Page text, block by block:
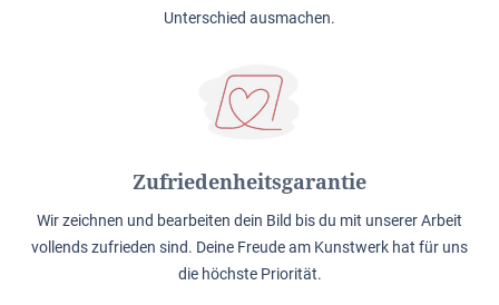
Unterschied ausmachen.
Zufriedenheitsgarantie
Wir zeichnen und bearbeiten dein Bild bis du mit unserer Arbeit
vollends zufrieden sind. Deine Freude am Kunstwerk hat für uns
die höchste Priorität.